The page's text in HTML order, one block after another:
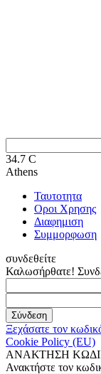
34.7 C
Athens
Ταυτοτητα
Οροι Χρησης
Διαφημιση
Συμμορφωση
συνδεθείτε
Καλωσήρθατε!
Ξεχάσατε τον
Cookie Policy (EU)
ΑΝΑΚΤΗΣΗ
Ανακτήστε τον